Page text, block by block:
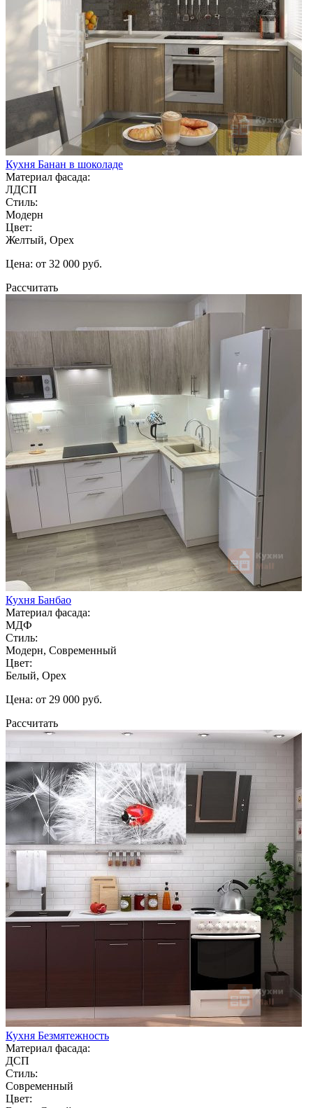
Кухня Банан в шоколаде
Материал фасада:
ЛДСП
Стиль:
Модерн
Цвет:
Желтый, Орех
Цена: от 32 000 руб.
Рассчитать
Кухня Банбао
Материал фасада:
МДФ
Стиль:
Модерн, Современный
Цвет:
Белый, Орех
Цена: от 29 000 руб.
Рассчитать
Кухня Безмятежность
Материал фасада:
ДСП
Стиль:
Современный
Цвет: